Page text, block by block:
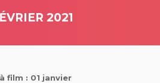
2021
film : 01 janvier